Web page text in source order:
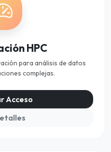
HPC
para análisis de datos
complejas.
Acceso